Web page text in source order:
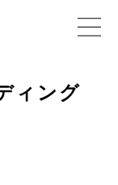
ィング